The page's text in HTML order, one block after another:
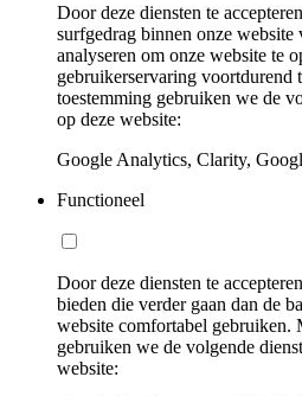
Door deze diensten te
surfgedrag binnen onze website
analyseren om onze website te
gebruikerservaring voortdurend
toestemming gebruiken we de
op deze website:
Google Analytics, Clarity,
Functioneel
Door deze diensten te
bieden die verder gaan dan de
website comfortabel gebruiken.
gebruiken we de volgende
website: